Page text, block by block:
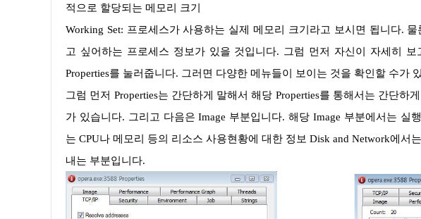
적으로 할당되는 메모리 크기
Working Set: 프로세스가 사용하는 실제 메모리 크기라고 보시면 됩니다. 물론 여기서 사용자가 자신이 조금 더 자세하게 보
고 싶어하는 프로세스 정보가 있을 것입니다. 그럼 먼저 자신이 자세히
Properties를 눌러줍니다. 그러면 다양한 메뉴들이 보이는 것을 확인할 수가
그럼 먼저 Properties는 간단하게 말해서 해당 Properties를 통해서는 간단하게 해당 프로세스에 대한 간단한 정보를 확인할 수
가 있습니다. 그리고 다음은 Image 부분입니다. 해당 Image 부분에서는 실
는 CPU나 메모리 등의 리소스 사용현황에 대한 정보 Disk and Network에서
내는 부분입니다.